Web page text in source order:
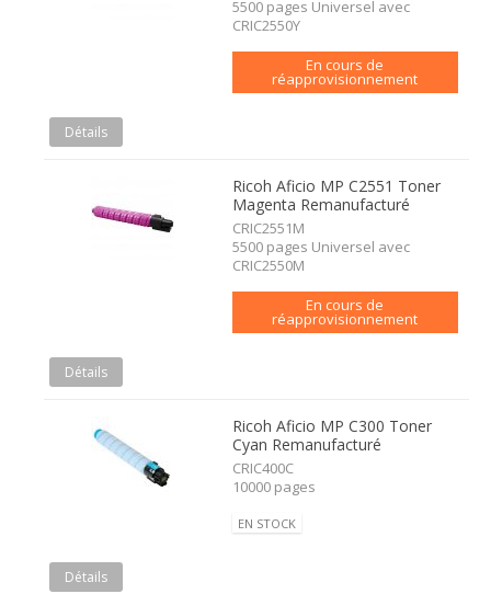
5500 pages Universel avec
CRIC2550Y
En cours de
réapprovisionnement
Détails
Ricoh Aficio MP C2551 Toner
Magenta Remanufacturé
CRIC2551M
5500 pages Universel avec
CRIC2550M
En cours de
réapprovisionnement
Détails
Ricoh Aficio MP C300 Toner
Cyan Remanufacturé
CRIC400C
10000 pages
EN STOCK
Détails